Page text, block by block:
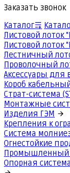
Заказать звонок
Каталог
Листовой лоток
Листовой лоток
Лестничный
Проволочный
Аксессуары для
Короб
Страт-система
Монтажные
Изделия ГЭМ
Крепления к
Система
Огнестойкие
Промышленный
Опорная система